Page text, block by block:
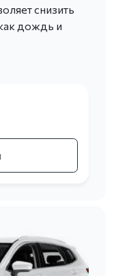
снизить
дождь и